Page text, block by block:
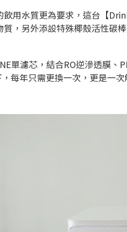
用水質更為要求，這台【
，另外添設特殊椰殼活性碳
單濾芯，結合RO逆滲透膜、
每年只需更換一次，更是一